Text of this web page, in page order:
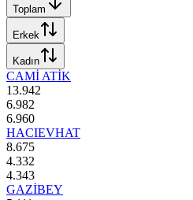
Toplam
Erkek
Kadın
CAMİ ATİK
13.942
6.982
6.960
HACIEVHAT
8.675
4.332
4.343
GAZİBEY